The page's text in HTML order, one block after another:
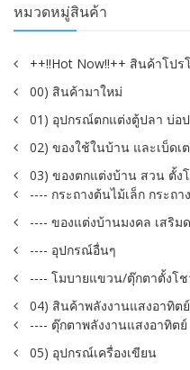
หมวดหมู่สินค้า
++!!Hot Now!!++ สินค้าโป
00) สินค้ามาใหม่
01) อุปกรณ์ตกแต่งตู้ปลา บ่อ
02) ของใช้ในบ้าน และเบ็ดเ
03) ของตกแต่งบ้าน สวน ตั้ง
---- กระถางต้นไม้เล็ก กระถ
---- ของแต่งบ้านมงคล เสริม
---- อุปกรณ์อื่นๆ
---- โมบายแขวน/ตุ๊กตาตั้งโช
04) สินค้าพลังงานแสงอาทิต
---- ตุ๊กตาพลังงานแสงอาทิตย์
05) อุปกรณ์เครื่องเขียน